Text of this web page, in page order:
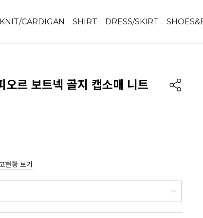
KNIT/CARDIGAN SHIRT DRESS/SKIRT
르 보트넥 골지 캡소매 니트
현황 보기